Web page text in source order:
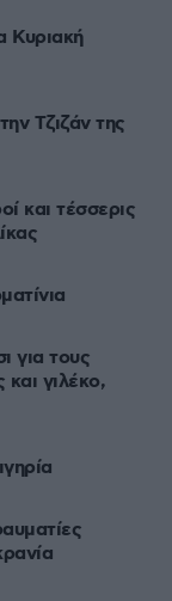
Κυριακή
Τζιζάν της
και τέσσερις
για τους
γιλέκο,